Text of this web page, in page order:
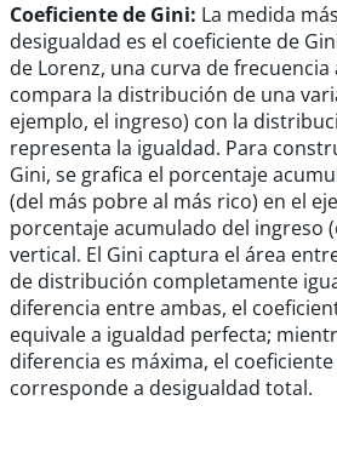
Coeficiente de Gini: La medida
desigualdad es el coeficiente de
de Lorenz, una curva de
compara la distribución de una
ejemplo, el ingreso) con la
representa la igualdad. Para
Gini, se grafica el porcentaje
(del más pobre al más rico) en el
porcentaje acumulado del ingreso
vertical. El Gini captura el área
de distribución completamente
diferencia entre ambas, el
equivale a igualdad perfecta;
diferencia es máxima, el
corresponde a desigualdad total.